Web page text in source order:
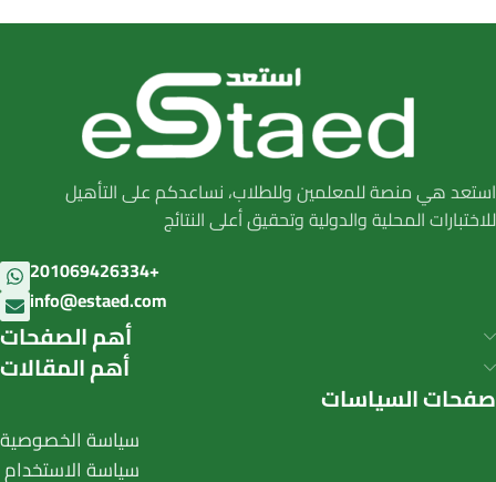
استعد هي منصة للمعلمين وللطلاب، نساعدكم على التأهيل
للاختبارات المحلية والدولية وتحقيق أعلى النتائج
201069426334+
info@estaed.com
أهم الصفحات
أهم المقالات
صفحات السياسات
سياسة الخصوصية
سياسة الاستخدام